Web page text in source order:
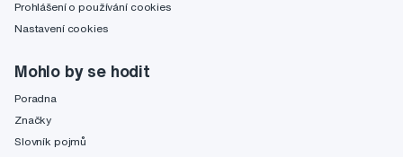
Prohlášení o používání cookies
Nastavení cookies
Mohlo by se hodit
Poradna
Značky
Slovník pojmů